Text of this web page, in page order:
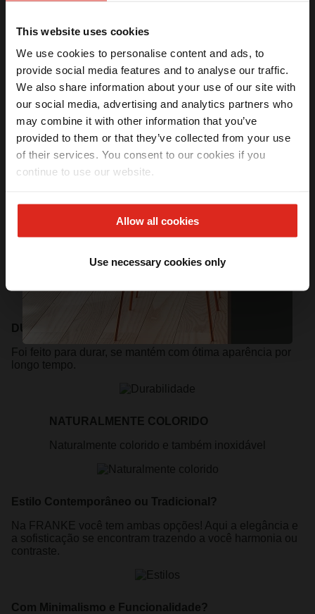
This website uses cookies
We use cookies to personalise content and ads, to
provide social media features and to analyse our traffic.
We also share information about your use of our site with
our social media, advertising and analytics partners who
may combine it with other information that you’ve
provided to them or that they’ve collected from your use
of their services. You consent to our cookies if you
continue to use our website.
Allow all cookies
Use necessary cookies only
Acompanha válvula, ladrão e sifão.
O QUE É O FRAGRANITE?
É um composto com mais ou menos 80% de quartzo,
naturalmente colorido, super resistente e patenteado pela
Franke. Fragranite é um toque natural na cozinha,
apresenta um brilho ligeiro e é quente ao toque. A
superfície tem uma estrutura requintada, texturizada mas
não é porosa e oferece ótima proteção acústica.
QUAIS AS VANTAGENS DO FRAGRANITE?
É super resistente a riscos e impactos.
DURABILIDADE
Foi feito para durar, se mantém com ótima aparência por
longo tempo.
NATURALMENTE COLORIDO
Naturalmente colorido e também inoxidável
Estilo Contemporâneo ou Tradicional?
Na FRANKE você tem ambas opções! Aqui a elegância e
a sofisticação se encontram trazendo a você harmonia ou
contraste.
Com Minimalismo e Funcionalidade?
Li e aceito os termos daPolítica de privacidade
QUERO MEU DESCONTO